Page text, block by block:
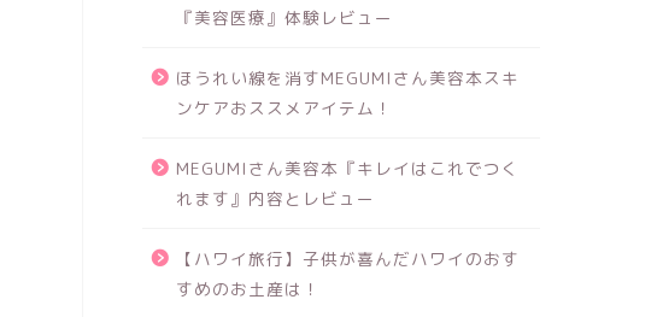
『美容医療』体験レビュー
ほうれい線を消すMEGUMIさん美容本スキ
ンケアおススメアイテム！
MEGUMIさん美容本『キレイはこれでつく
れます』内容とレビュー
【ハワイ旅行】子供が喜んだハワイのおす
すめのお土産は！